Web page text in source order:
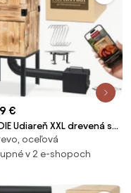
€
Udiareň XXL drevená s
strechou
oceľová
v 2 e-shopoch